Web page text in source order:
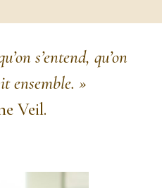
s’entend, qu’on
ensemble. »
Veil.